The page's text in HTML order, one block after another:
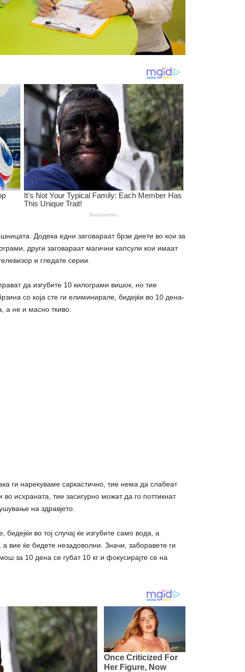
Додека едни заговараат брзи диети во кои за
други заговараат магични капсули кои имаат
и гледате серии.
да изгубите 10 килограми вишок, но тие
со која сте ги елиминирале, бидејќи во 10 дена-
а не и масно ткиво.
ги нарекуваме саркастично, тие нема да слабеат
исхраната, тие засигурно можат да го поттикнат
на здравјето.
во тој случај ќе изгубите само вода, а
а вие ќе бидете незадоволни. Значи, заборавете ги
за 10 дена се губат 10 кг и фокусирајте се на